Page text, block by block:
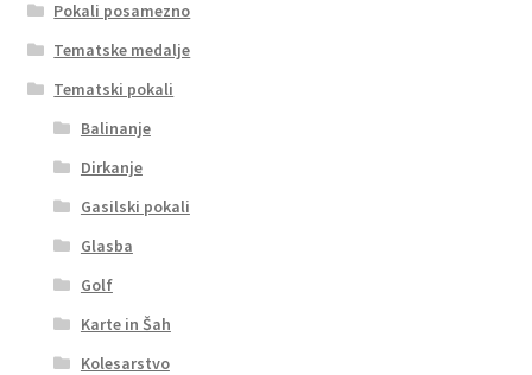
Pokali posamezno
Tematske medalje
Tematski pokali
Balinanje
Dirkanje
Gasilski pokali
Glasba
Golf
Karte in Šah
Kolesarstvo